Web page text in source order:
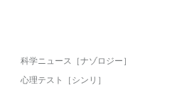
科学ニュース［ナゾロジー］
心理テスト［シンリ］